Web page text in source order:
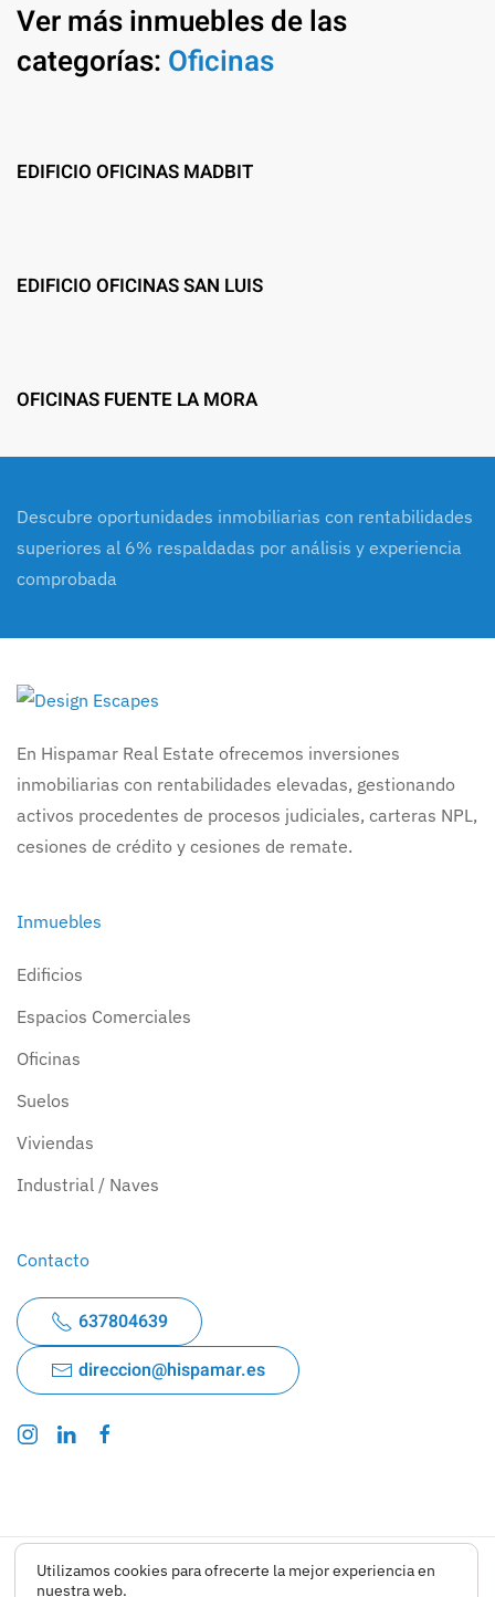
Ver más inmuebles de las
categorías: Oficinas
EDIFICIO OFICINAS MADBIT
EDIFICIO OFICINAS SAN LUIS
OFICINAS FUENTE LA MORA
Descubre oportunidades inmobiliarias con rentabilidades
superiores al 6% respaldadas por análisis y experiencia
comprobada
En Hispamar Real Estate ofrecemos inversiones
inmobiliarias con rentabilidades elevadas, gestionando
activos procedentes de procesos judiciales, carteras NPL,
cesiones de crédito y cesiones de remate.
Inmuebles
Edificios
Espacios Comerciales
Oficinas
Suelos
Viviendas
Industrial / Naves
Contacto
637804639
direccion@hispamar.es
Aviso Legal Política de privacidad
Utilizamos cookies para ofrecerte la mejor experiencia en
nuestra web.